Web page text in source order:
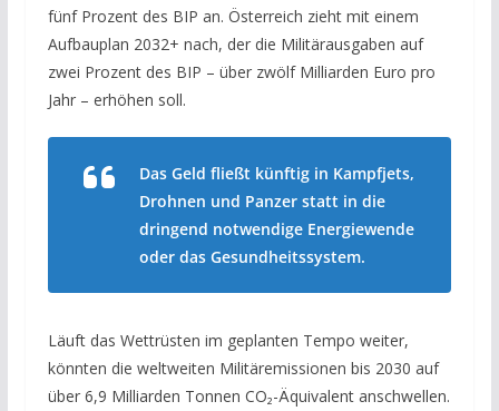
fünf Prozent des BIP an. Österreich zieht mit einem
Aufbauplan 2032+ nach, der die Militärausgaben auf
zwei Prozent des BIP – über zwölf Milliarden Euro pro
Jahr – erhöhen soll.
Das Geld fließt künftig in Kampfjets,
Drohnen und Panzer statt in die
dringend notwendige Energiewende
oder das Gesundheitssystem.
Läuft das Wettrüsten im geplanten Tempo weiter,
könnten die weltweiten Militäremissionen bis 2030 auf
über 6,9 Milliarden Tonnen CO₂-Äquivalent anschwellen.